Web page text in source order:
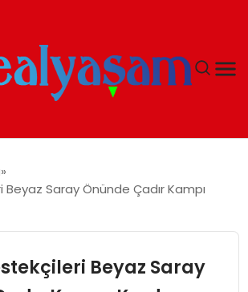
Saray Önünde Çadır Kampı
Beyaz Saray